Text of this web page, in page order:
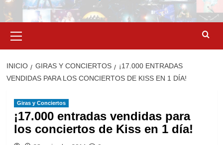
primario
INICIO GIRAS Y CONCIERTOS
¡17.000 ENTRADAS
VENDIDAS PARA LOS CONCIERTOS DE KISS EN 1 DÍA!
Giras y Conciertos
¡17.000 entradas vendidas para
los conciertos de Kiss en 1 día!